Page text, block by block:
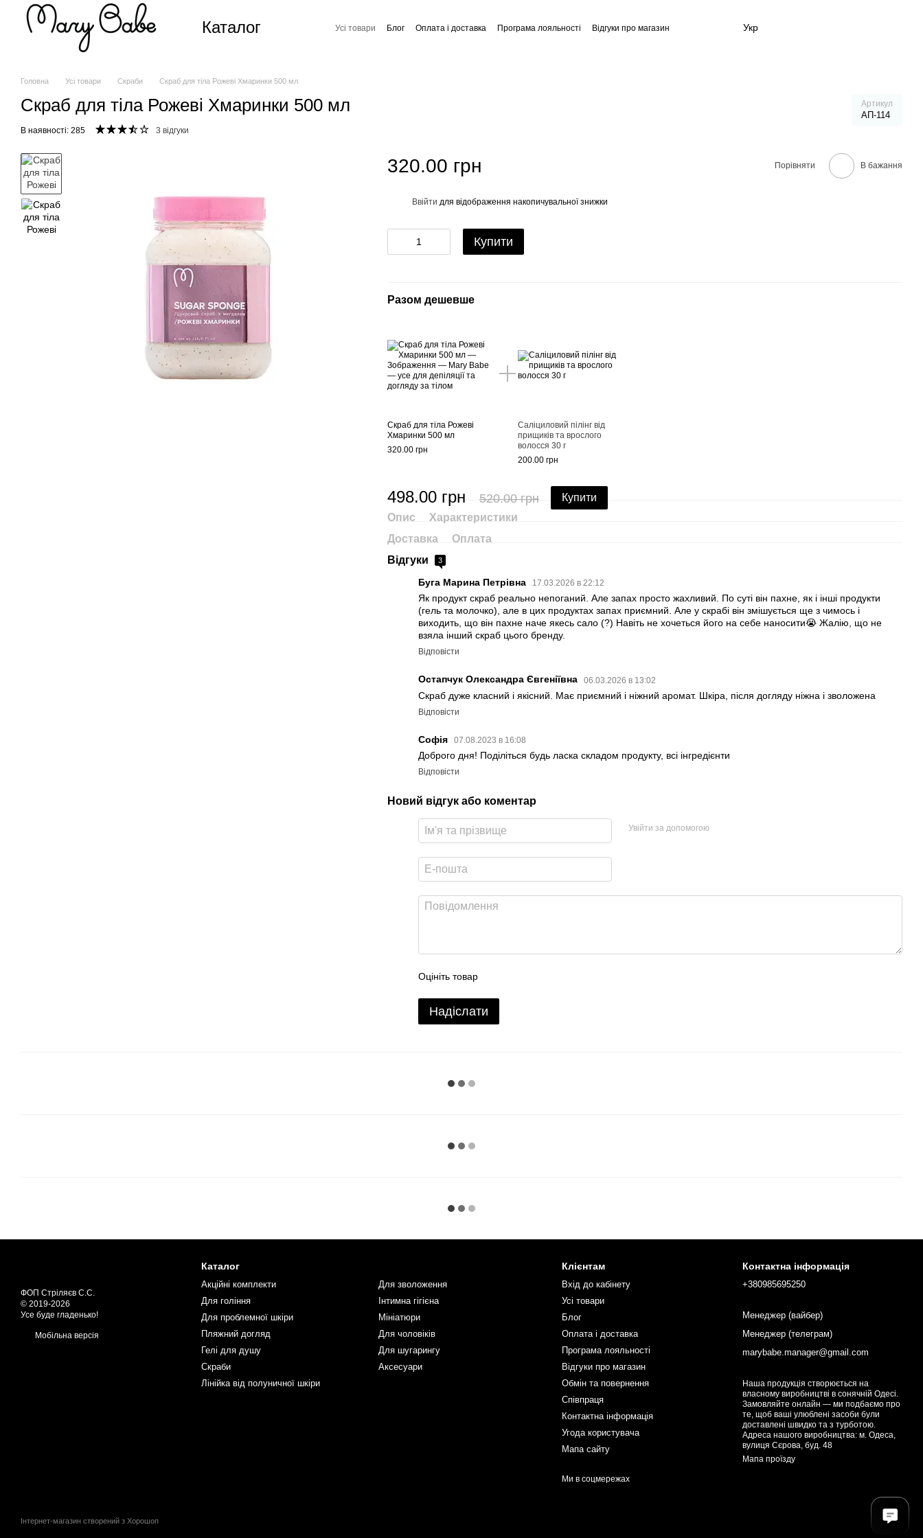
Перейти до основного контенту
Каталог Усі товари Блог Оплата і доставка Програма лояльності
Відгуки про магазин
Укр
Головна Усі товари Скраби Скраб для тіла Рожеві Хмаринки 500 мл
Скраб для тіла Рожеві Хмаринки 500 мл Артикул
АП-114
В наявності: 285 3 відгуки
320.00 грн Порівняти В бажання
Ввійти для відображення накопичувальної знижки
Купити
Разом дешевше
Скраб для тіла Рожеві
Хмаринки 500 мл
320.00 грн
Саліциловий пілінг від
прищиків та врослого
волосся 30 г
200.00 грн
498.00 грн 520.00 грн
Купити
Опис
Характеристики
Доставка
Оплата
Відгуки
3
Буга Марина Петрівна 17.03.2026 в 22:12
Як продукт скраб реально непоганий. Але запах просто жахливий. По суті він пахне, як і інші продукти
(гель та молочко), але в цих продуктах запах приємний. Але у скрабі він змішується ще з чимось і
виходить, що він пахне наче якесь сало (?) Навіть не хочеться його на себе наносити😭 Жалію, що не
взяла інший скраб цього бренду.
Відповісти
Остапчук Олександра Євгеніївна 06.03.2026 в 13:02
Скраб дуже класний і якісний. Має приємний і ніжний аромат. Шкіра, після догляду ніжна і зволожена
Відповісти
Софія 07.08.2023 в 16:08
Доброго дня! Поділіться будь ласка складом продукту, всі інгредієнти
Відповісти
Новий відгук або коментар
Увійти за допомогою
Оцініть товар
Надіслати
ФОП Стріляєв С.С.
© 2019-2026
Усе буде гладенько!
Мобільна версія
Інтернет-магазин створений з Хорошоп
Каталог
Акційні комплекти
Для гоління
Для проблемної шкіри
Пляжний догляд
Гелі для душу
Скраби
Лінійка від полуничної шкіри
Для зволоження
Інтимна гігієна
Мініатюри
Для чоловіків
Для шугарингу
Аксесуари
Клієнтам
Вхід до кабінету
Усі товари
Блог
Оплата і доставка
Програма лояльності
Відгуки про магазин
Обмін та повернення
Співпраця
Контактна інформація
Угода користувача
Мапа сайту
Ми в соцмережах
Контактна інформація
+380985695250
Менеджер (вайбер)
Менеджер (телеграм)
marybabe.manager@gmail.com
Наша продукція створюється на
власному виробництві в сонячній Одесі.
Замовляйте онлайн — ми подбаємо про
те, щоб ваші улюблені засоби були
доставлені швидко та з турботою.
Адреса нашого виробництва: м. Одеса,
вулиця Сєрова, буд. 48
Мапа проїзду